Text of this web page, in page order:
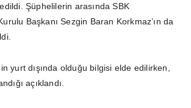
Şüphelilerin arasında SBK
Başkanı Sezgin Baran Korkmaz’ın da
yurt dışında olduğu bilgisi elde edilirken,
açıklandı.